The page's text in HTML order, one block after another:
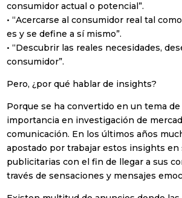
consumidor actual o potencial”.
• “Acercarse al consumidor real tal
es y se define a sí mismo”.
• “Descubrir las reales necesidades,
consumidor”.
Pero, ¿por qué hablar de insights?
Porque se ha convertido en un tema
importancia en investigación de
comunicación. En los últimos años
apostado por trabajar estos insights en
publicitarias con el fin de llegar a sus
través de sensaciones y mensajes